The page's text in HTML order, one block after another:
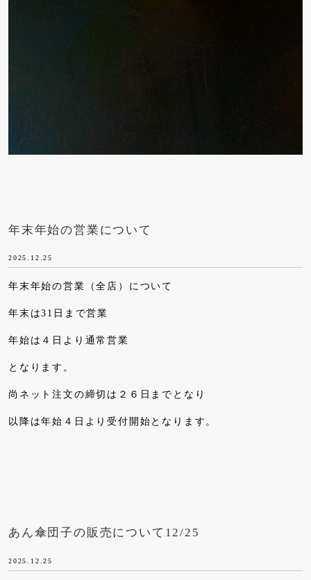
年末年始の営業について
2025.12.25
年末年始の営業（全店）について
年末は31日まで営業
年始は４日より通常営業
となります。
尚ネット注文の締切は２６日までとなり
以降は年始４日より受付開始となります。
あん傘団子の販売について12/25
2025.12.25